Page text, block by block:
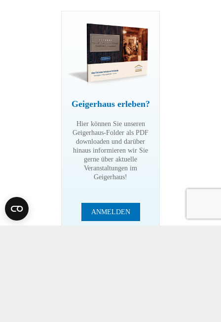
Geigerhaus erleben?
Hier können Sie unseren
Geigerhaus-Folder als PDF
downloaden und darüber
hinaus informieren wir Sie
gerne über aktuelle
Veranstaltungen im
Geigerhaus!
ANMELDEN